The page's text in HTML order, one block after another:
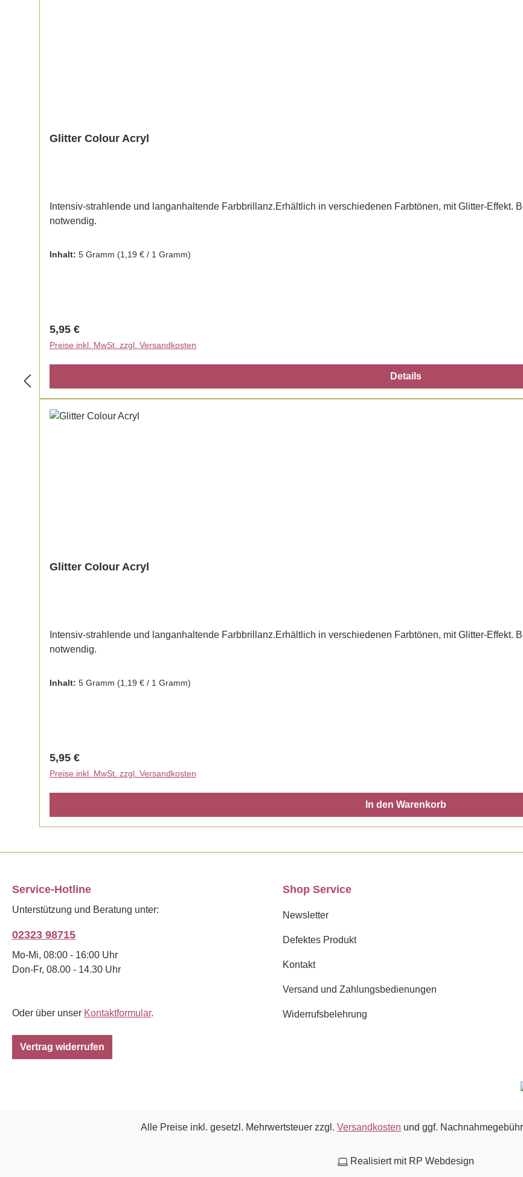
Glitter Colour Acryl
Intensiv-strahlende und langanhaltende Farbbrillanz.Erhältlich in verschiedenen Farbtönen, mit Glitter-Effekt.
notwendig.
Inhalt: 5 Gramm (1,19 € / 1 Gramm)
Regulärer Preis:
5,95 €
Preise inkl. MwSt. zzgl. Versandkosten
Details
Glitter Colour Acryl
Intensiv-strahlende und langanhaltende Farbbrillanz.Erhältlich in verschiedenen Farbtönen, mit Glitter-Effekt.
notwendig.
Inhalt: 5 Gramm (1,19 € / 1 Gramm)
Regulärer Preis:
5,95 €
Preise inkl. MwSt. zzgl. Versandkosten
In den Warenkorb
Service-Hotline
Unterstützung und Beratung unter:
02323 98715
Mo-Mi, 08:00 - 16:00 Uhr
Don-Fr, 08.00 - 14.30 Uhr
Oder über unser Kontaktformular.
Vertrag widerrufen
Shop Service
Newsletter
Defektes Produkt
Kontakt
Versand und Zahlungsbedienungen
Widerrufsbelehrung
Alle Preise inkl. gesetzl. Mehrwertsteuer zzgl. Versandkosten und ggf.
Realisiert mit RP Webdesign